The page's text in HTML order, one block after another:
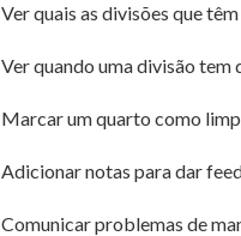
Ver quais as divisões que
Ver quando uma divisão tem
Marcar um quarto como
Adicionar notas para dar
Comunicar problemas de